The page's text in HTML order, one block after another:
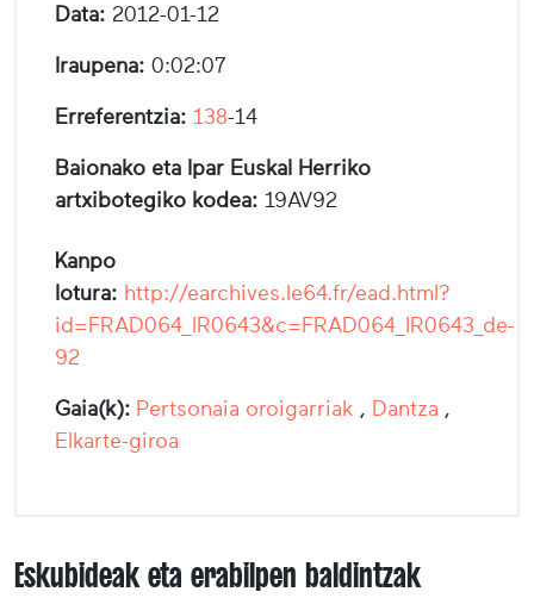
Data: 2012-01-12
Iraupena: 0:02:07
Erreferentzia: 138-14
Baionako eta Ipar Euskal Herriko
artxibotegiko kodea: 19AV92
Kanpo
lotura: http://earchives.le64.fr/ead.html?
id=FRAD064_IR0643&c=FRAD064_IR0643_de-
92
Gaia(k): Pertsonaia oroigarriak , Dantza ,
Elkarte-giroa
Eskubideak eta erabilpen baldintzak